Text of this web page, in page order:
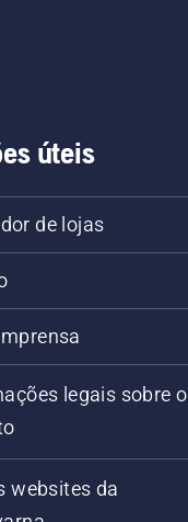
úteis
de lojas
legais sobre o
websites da